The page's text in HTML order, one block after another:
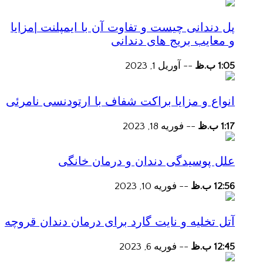
پل دندانی چیست و تفاوت آن با ایمپلنت |مزایا
و معایب بریج های دندانی
1:05 ب.ظ -- آوریل 1, 2023
انواع و مزایا براکت شفاف با ارتودنسی نامرئی
1:17 ب.ظ -- فوریه 18, 2023
علل پوسیدگی دندان و درمان خانگی
12:56 ب.ظ -- فوریه 10, 2023
آتل تخلیه و نایت گارد برای درمان دندان قروچه
12:45 ب.ظ -- فوریه 6, 2023